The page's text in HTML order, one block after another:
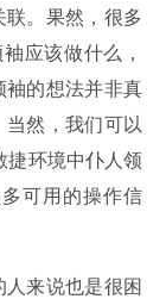
。果然，很多
应该做什么，
袖的想法并非真
然，我们可以
捷环境中仆人领
可用的操作信
来说也是很困